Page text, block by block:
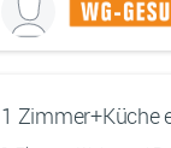
1 Zimmer+Küche